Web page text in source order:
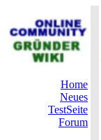
Home
Neues
TestSeite
Forum